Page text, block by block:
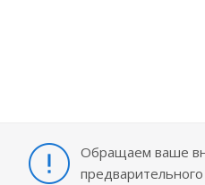
Обращаем ваше